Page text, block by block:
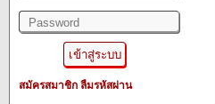
สมัครสมาชิก ลืมรหัสผ่าน